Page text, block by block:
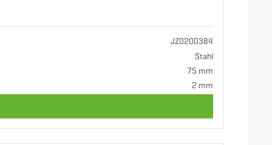
JZ0200384
Stahl
75 mm
2 mm